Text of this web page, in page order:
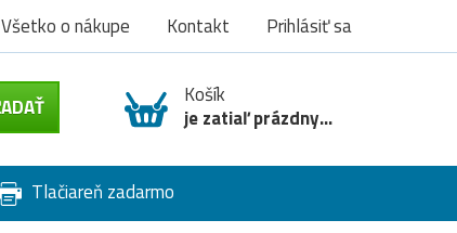
Všetko o nákupe Kontakt Prihlásiť sa
Košík
je zatiaľ prázdny...
Tlačiareň zadarmo